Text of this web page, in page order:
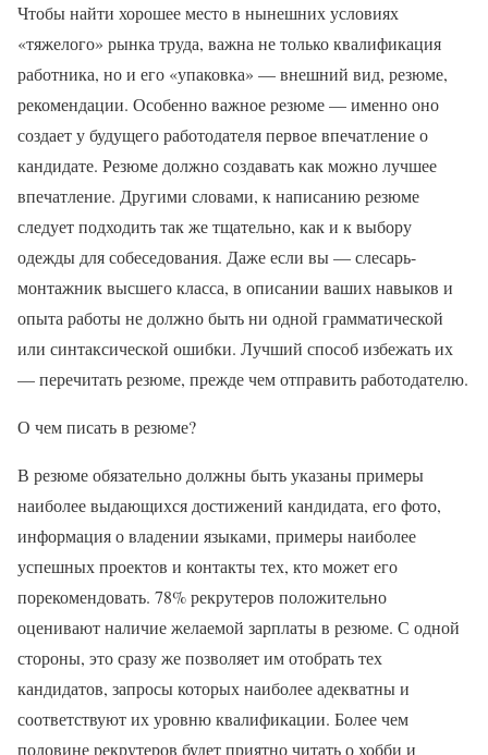
Чтобы найти хорошее место в нынешних условиях
«тяжелого» рынка труда, важна не только квалификация
работника, но и его «упаковка» — внешний вид, резюме,
рекомендации. Особенно важное резюме — именно оно
создает у будущего работодателя первое впечатление о
кандидате. Резюме должно создавать как можно лучшее
впечатление. Другими словами, к написанию резюме
следует подходить так же тщательно, как и к выбору
одежды для собеседования. Даже если вы — слесарь-
монтажник высшего класса, в описании ваших навыков и
опыта работы не должно быть ни одной грамматической
или синтаксической ошибки. Лучший способ избежать их
— перечитать резюме, прежде чем отправить работодателю.
О чем писать в резюме?
В резюме обязательно должны быть указаны примеры
наиболее выдающихся достижений кандидата, его фото,
информация о владении языками, примеры наиболее
успешных проектов и контакты тех, кто может его
порекомендовать. 78% рекрутеров положительно
оценивают наличие желаемой зарплаты в резюме. С одной
стороны, это сразу же позволяет им отобрать тех
кандидатов, запросы которых наиболее адекватны и
соответствуют их уровню квалификации. Более чем
половине рекрутеров будет приятно читать о хобби и